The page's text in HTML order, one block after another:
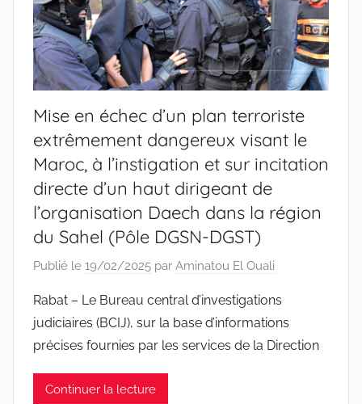
Mise en échec d’un plan terroriste
extrêmement dangereux visant le
Maroc, à l’instigation et sur incitation
directe d’un haut dirigeant de
l’organisation Daech dans la région
du Sahel (Pôle DGSN-DGST)
Publié le 19/02/2025 par Aminatou El Ouali
Rabat – Le Bureau central d’investigations
judiciaires (BCIJ), sur la base d’informations
précises fournies par les services de la Direction
Continuer la lecture